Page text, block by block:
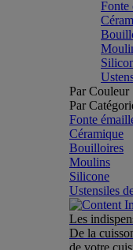
Fonte
Par Couleur
Par
Fonte
Céramique
Bouilloires
Moulins
Silicone
Ustensiles
Les
De la
de votre